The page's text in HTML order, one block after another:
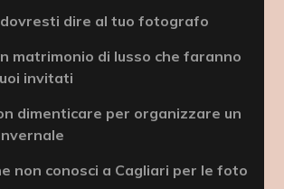
dovresti dire al tuo fotografo
matrimonio di lusso che faranno
invitati
dimenticare per organizzare un
non conosci a Cagliari per le foto